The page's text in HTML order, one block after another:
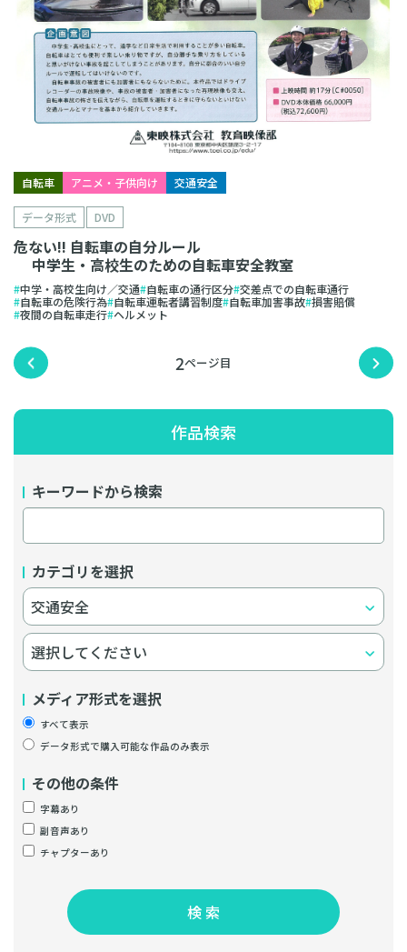
自転車 アニメ・子供向け 交通安全
データ形式 DVD
危ない!! 自転車の自分ルール
中学生・高校生のための自転車安全教室
中学・高校生向け／交通 自転車の通行区分 交差点での自転車通行
自転車の危険行為 自転車運転者講習制度 自転車加害事故 損害賠償
夜間の自転車走行 ヘルメット
2
作品検索
キーワードから検索
カテゴリを選択
メディア形式を選択
すべて表示
データ形式で購入可能な作品のみ表示
その他の条件
字幕あり
副音声あり
チャプターあり
検 索